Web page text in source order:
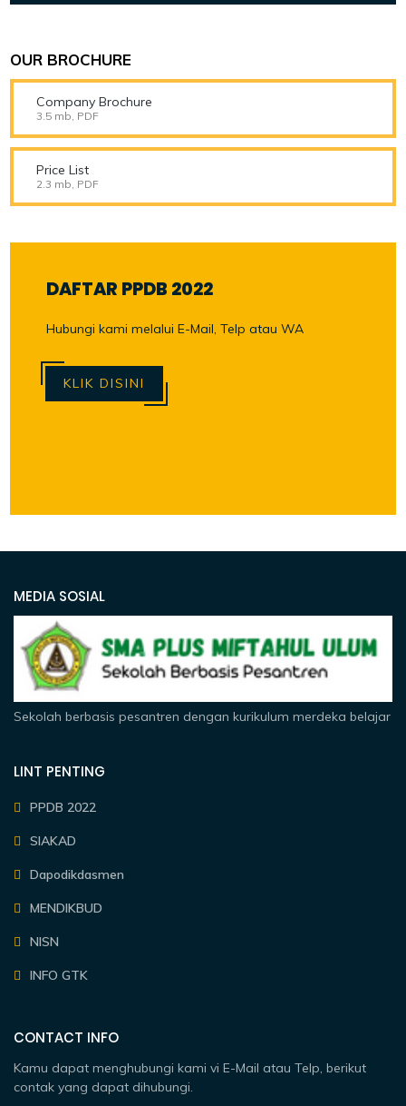
OUR BROCHURE
Company Brochure
3.5 mb, PDF
Price List
2.3 mb, PDF
DAFTAR PPDB 2022
Hubungi kami melalui E-Mail, Telp atau WA
KLIK DISINI
MEDIA SOSIAL
Sekolah berbasis pesantren dengan kurikulum merdeka belajar
LINT PENTING
PPDB 2022
SIAKAD
Dapodikdasmen
MENDIKBUD
NISN
INFO GTK
CONTACT INFO
Kamu dapat menghubungi kami vi E-Mail atau Telp, berikut
contak yang dapat dihubungi.